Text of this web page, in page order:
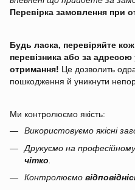
Перевірка замовлення при
Будь ласка, перевіряйте
перевізника або за адресою
отримання! Це дозволить
пошкодження й уникнути
Ми контролюємо якість:
Використовуємо якісні
Друкуємо на
чітко
Контролюємо